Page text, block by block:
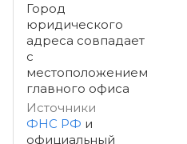
Город
юридического
адреса совпадает
с
местоположением
главного офиса
Источники
ФНС РФ и
официальный